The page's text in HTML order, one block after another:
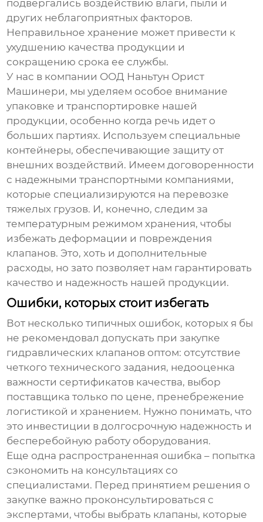
подвергались воздействию влаги, пыли и
других неблагоприятных факторов.
Неправильное хранение может привести к
ухудшению качества продукции и
сокращению срока ее службы.
У нас в компании ООД Наньтун Орист
Машинери, мы уделяем особое внимание
упаковке и транспортировке нашей
продукции, особенно когда речь идет о
больших партиях. Используем специальные
контейнеры, обеспечивающие защиту от
внешних воздействий. Имеем договоренности
с надежными транспортными компаниями,
которые специализируются на перевозке
тяжелых грузов. И, конечно, следим за
температурным режимом хранения, чтобы
избежать деформации и повреждения
клапанов. Это, хоть и дополнительные
расходы, но зато позволяет нам гарантировать
качество и надежность нашей продукции.
Ошибки, которых стоит избегать
Вот несколько типичных ошибок, которых я бы
не рекомендовал допускать при закупке
гидравлических клапанов оптом: отсутствие
четкого технического задания, недооценка
важности сертификатов качества, выбор
поставщика только по цене, пренебрежение
логистикой и хранением. Нужно понимать, что
это инвестиции в долгосрочную надежность и
бесперебойную работу оборудования.
Еще одна распространенная ошибка – попытка
сэкономить на консультациях со
специалистами. Перед принятием решения о
закупке важно проконсультироваться с
экспертами, чтобы выбрать клапаны, которые